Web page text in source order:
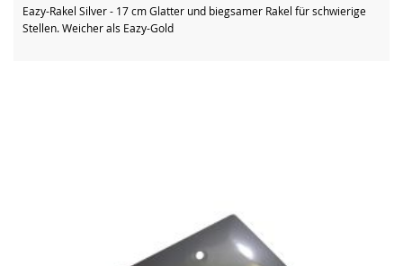
Eazy-Rakel Silver - 17 cm Glatter und biegsamer Rakel für schwierige
Stellen. Weicher als Eazy-Gold